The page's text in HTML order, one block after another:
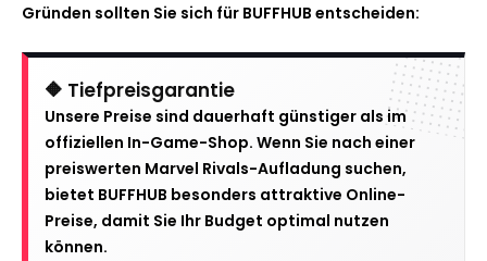
Gründen sollten Sie sich für BUFFHUB entscheiden:
🔶 Tiefpreisgarantie
Unsere Preise sind dauerhaft günstiger als im
offiziellen In-Game-Shop. Wenn Sie nach einer
preiswerten Marvel Rivals-Aufladung suchen,
bietet BUFFHUB besonders attraktive Online-
Preise, damit Sie Ihr Budget optimal nutzen
können.